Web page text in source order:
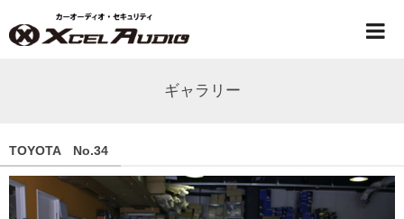
ギャラリー
TOYOTA No.34